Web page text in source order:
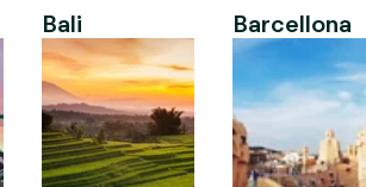
Bali Barcellona